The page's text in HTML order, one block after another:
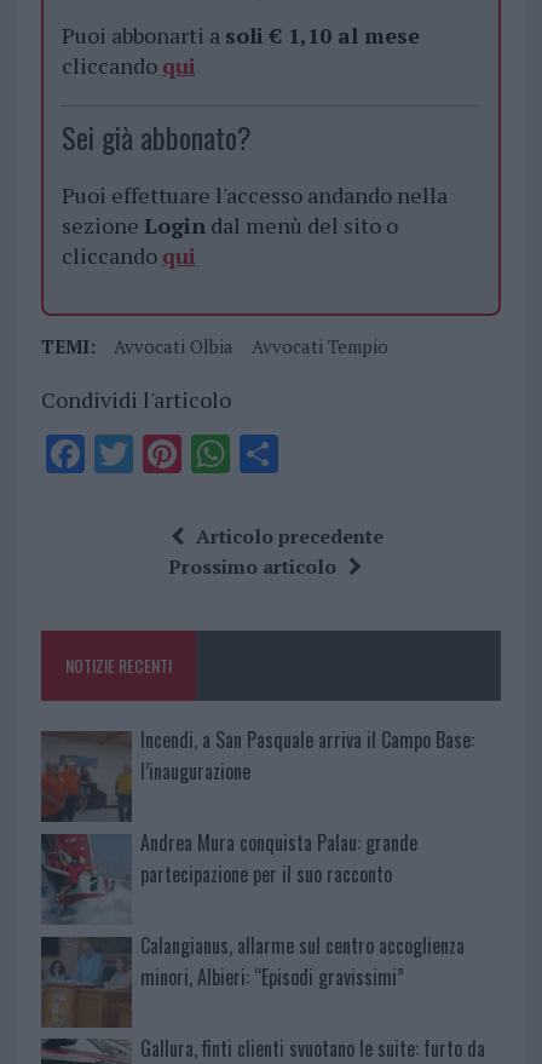
Puoi abbonarti a soli € 1,10 al mese
cliccando qui
Sei già abbonato?
Puoi effettuare l'accesso andando nella
sezione Login dal menù del sito o
cliccando qui
TEMI: Avvocati Olbia Avvocati Tempio
Condividi l'articolo
F
o
k
T Pi
te
re
W
at
s
p
S
a
re
Articolo precedente
Prossimo articolo
NOTIZIE RECENTI
Incendi, a San Pasquale arriva il Campo Base:
l’inaugurazione
Andrea Mura conquista Palau: grande
partecipazione per il suo racconto
Calangianus, allarme sul centro accoglienza
minori, Albieri: “Episodi gravissimi”
Gallura, finti clienti svuotano le suite: furto da